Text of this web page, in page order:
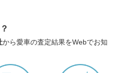
から愛車の査定結果をWebでお知